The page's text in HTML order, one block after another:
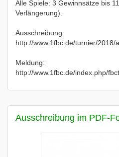
Alle Spiele: 3 Gewinnsätze bis
Verlängerung).
Ausschreibung:
http://www.1fbc.de/turnier/
Meldung:
http://www.1fbc.de/index.php/
Ausschreibung im PDF-